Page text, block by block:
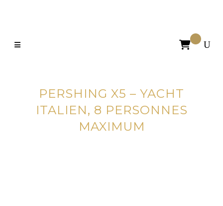

PERSHING X5 – YACHT
ITALIEN, 8 PERSONNES
MAXIMUM